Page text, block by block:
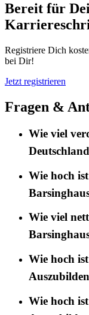
Bereit für
Registriere Dich
bei Dir!
Jetzt registrieren
Fragen &
Wie viel
Wie hoch
Wie viel
Wie hoch
Wie hoch